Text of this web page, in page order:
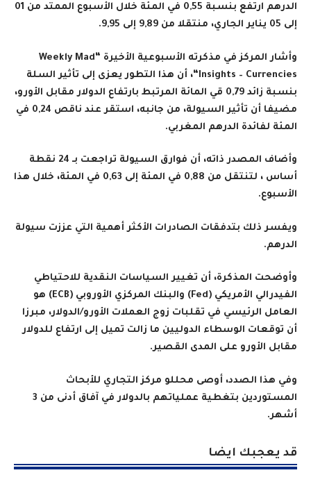
الدرهم ارتفع بنسبة 0,55 في المئة خلال الأسبوع الممتد من 01
إلى 05 يناير الجاري، منتقلا من 9,89 إلى 9,95.
وأشار المركز في مذكرته الأسبوعية الأخيرة “Weekly Mad
Insights – Currencies“، أن هذا التطور يعزى إلى تأثير السلة
بنسبة زائد 0,79 قي المائة المرتبط بارتفاع الدولار مقابل الأورو،
مضيفا أن تأثير السيولة، من جانبه، استقر عند ناقص 0,24 في
المئة لفائدة الدرهم المغربي.
وأضاف المصدر ذاته، أن فوارق السيولة تراجعت بـ 24 نقطة
أساس ، لتنتقل من 0,88 في المئة إلى 0,63 في المئة، خلال هذا
الأسبوع.
ويفسر ذلك بتدفقات الصادرات الأكثر أهمية التي عززت سيولة
الدرهم.
وأوضحت المذكرة، أن تغيير السياسات النقدية للاحتياطي
الفيدرالي الأمريكي (Fed) والبنك المركزي الأوروبي (ECB) هو
العامل الرئيسي في تقلبات زوج العملات الأورو/الدولار، مبرزا
أن توقعات الوسطاء الدوليين ما زالت تميل إلى ارتفاع للدولار
مقابل الأورو على المدى القصير.
وفي هذا الصدد، أوصى محللو مركز التجاري للأبحاث
المستوردين بتغطية عملياتهم بالدولار في آفاق أدنى من 3
أشهر.
قد يعجبك ايضا